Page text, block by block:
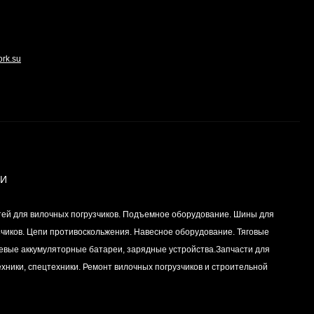
уплотнений двигателей
Цена по
для вилочных погрузчиков. Подъемное оборудование. Шины для
Цепи противоскольжения. Навесное оборудование. Тяговые
аккумуляторные батареи, зарядные устройства.Запчасти для
спецтехники. Ремонт вилочных погрузчиков и строительной